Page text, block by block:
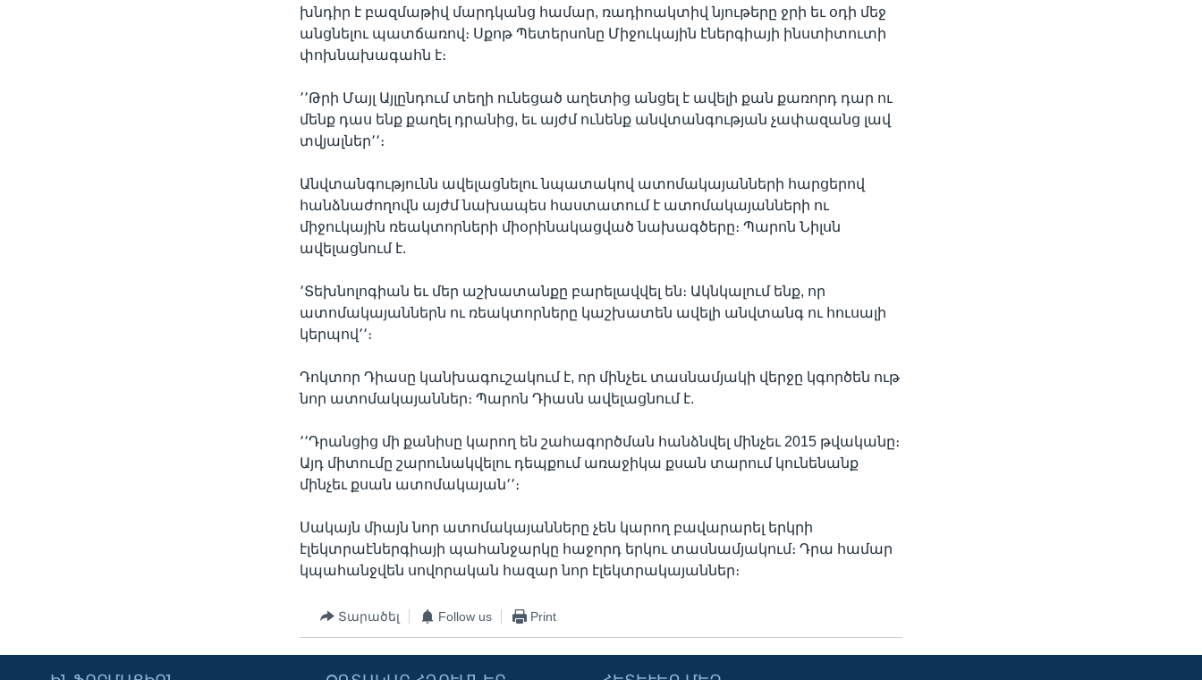
խնդիր է բազմաթիվ մարդկանց համար, ռադիոակտիվ նյութերը ջրի եւ օդի մեջ
անցնելու պատճառով։ Սքոթ Պետերսոնը Միջուկային էներգիայի ինստիտուտի
փոխնախագահն է։
՚՚Թրի Մայլ Այլընդում տեղի ունեցած աղետից անցել է ավելի քան քառորդ դար ու
մենք դաս ենք քաղել դրանից, եւ այժմ ունենք անվտանգության չափազանց լավ
տվյալներ՚՚։
Անվտանգությունն ավելացնելու նպատակով ատոմակայանների հարցերով
հանձնաժողովն այժմ նախապես հաստատում է ատոմակայանների ու
միջուկային ռեակտորների միօրինակացված նախագծերը։ Պարոն Նիլսն
ավելացնում է.
՚Տեխնոլոգիան եւ մեր աշխատանքը բարելավվել են։ Ակնկալում ենք, որ
ատոմակայաններն ու ռեակտորները կաշխատեն ավելի անվտանգ ու հուսալի
կերպով՚՚։
Դոկտոր Դիասը կանխագուշակում է, որ մինչեւ տասնամյակի վերջը կգործեն ութ
նոր ատոմակայաններ։ Պարոն Դիասն ավելացնում է.
՚՚Դրանցից մի քանիսը կարող են շահագործման հանձնվել մինչեւ 2015 թվականը։
Այդ միտումը շարունակվելու դեպքում առաջիկա քսան տարում կունենանք
մինչեւ քսան ատոմակայան՚՚։
Սակայն միայն նոր ատոմակայանները չեն կարող բավարարել երկրի
էլեկտրաէներգիայի պահանջարկը հաջորդ երկու տասնամյակում։ Դրա համար
կպահանջվեն սովորական հազար նոր էլեկտրակայաններ։
Տարածել Follow us Print